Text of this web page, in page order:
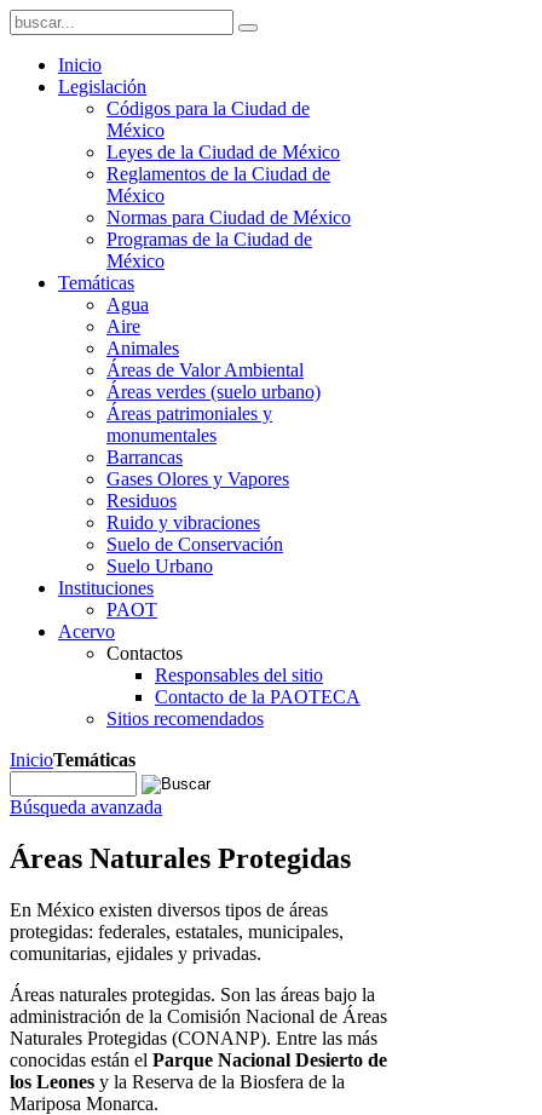
Inicio
Legislación
Códigos para la Ciudad de
México
Leyes de la Ciudad de México
Reglamentos de la Ciudad de
México
Normas para Ciudad de México
Programas de la Ciudad de
México
Temáticas
Agua
Aire
Animales
Áreas de Valor Ambiental
Áreas verdes (suelo urbano)
Áreas patrimoniales y
monumentales
Barrancas
Gases Olores y Vapores
Residuos
Ruido y vibraciones
Suelo de Conservación
Suelo Urbano
Instituciones
PAOT
Acervo
Contactos
Responsables del sitio
Contacto de la PAOTECA
Sitios recomendados
InicioTemáticas
Búsqueda avanzada
Áreas Naturales Protegidas
En México existen diversos tipos de áreas
protegidas: federales, estatales, municipales,
comunitarias, ejidales y privadas.
Áreas naturales protegidas. Son las áreas bajo la
administración de la Comisión Nacional de Áreas
Naturales Protegidas (CONANP). Entre las más
conocidas están el Parque Nacional Desierto de
los Leones y la Reserva de la Biosfera de la
Mariposa Monarca.